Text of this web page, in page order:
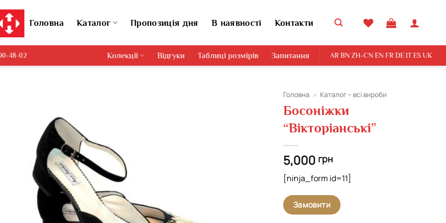
Головна Каталог Пропозиція дня В наявності Контакти
48-02 Колекції Відгуки Таблиці розмірів Запитання AR BN ZH-CN EN FR DE IT ES UK
Головна » Каталог – всі вироби
Босоніжки
“Вікторіанські”
5,000 грн
[ninja_form id=11]
Замовити